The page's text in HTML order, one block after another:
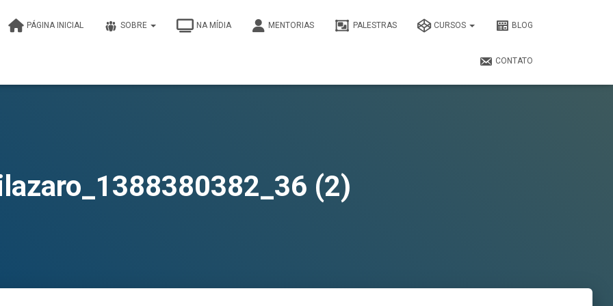
PÁGINA INICIAL SOBRE NA MÍDIA MENTORIAS PALESTRAS CURSOS BLOG
CONTATO
(2)